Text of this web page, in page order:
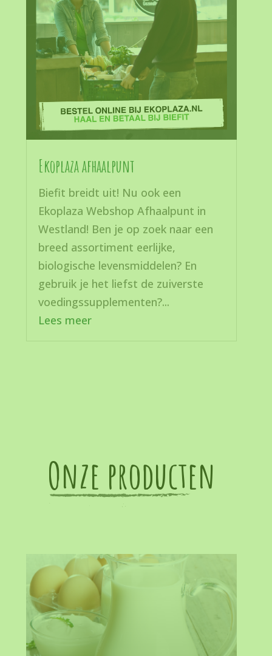
Ekoplaza afhaalpunt
Biefit breidt uit! Nu ook een
Ekoplaza Webshop Afhaalpunt in
Westland! Ben je op zoek naar een
breed assortiment eerlijke,
biologische levensmiddelen? En
gebruik je het liefst de zuiverste
voedingssupplementen?...
Lees meer
Onze producten